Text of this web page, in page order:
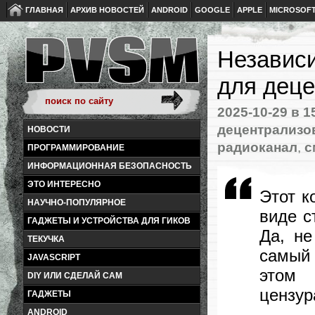
ГЛАВНАЯ АРХИВ НОВОСТЕЙ ANDROID GOOGLE APPLE
НОВОСТИ
ПРОГРАММИРОВАНИЕ
ИНФОРМАЦИОННАЯ БЕЗОПАСНОСТЬ
ЭТО ИНТЕРЕСНО
НАУЧНО-ПОПУЛЯРНОЕ
ГАДЖЕТЫ И УСТРОЙСТВА ДЛЯ ГИКОВ
ТЕКУЧКА
JAVASCRIPT
DIY ИЛИ СДЕЛАЙ САМ
ГАДЖЕТЫ
ANDROID
для
2025-10-29 в
радиоканал,
Этот
виде
Да, не
этом